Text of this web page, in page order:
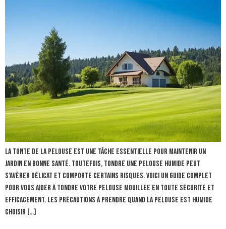
La tonte de la pelouse est une tâche essentielle pour maintenir un
jardin en bonne santé. Toutefois, tondre une pelouse humide peut
s’avérer délicat et comporte certains risques. Voici un guide complet
pour vous aider à tondre votre pelouse mouillée en toute sécurité et
efficacement. Les précautions à prendre quand la pelouse est humide
Choisir […]